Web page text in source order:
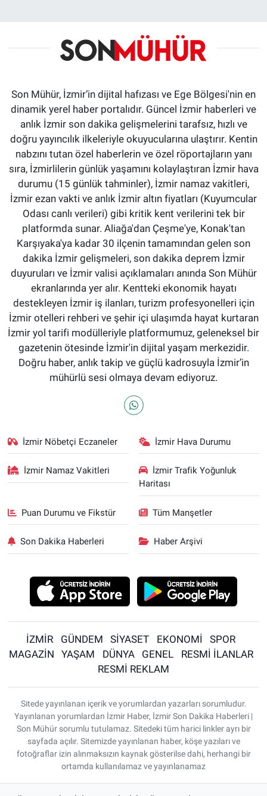
Son Mühür, İzmir’in dijital hafızası ve Ege Bölgesi'nin en
dinamik yerel haber portalıdır. Güncel İzmir haberleri ve
anlık İzmir son dakika gelişmelerini tarafsız, hızlı ve
doğru yayıncılık ilkeleriyle okuyucularına ulaştırır. Kentin
nabzını tutan özel haberlerin ve özel röportajların yanı
sıra, İzmirlilerin günlük yaşamını kolaylaştıran İzmir hava
durumu (15 günlük tahminler), İzmir namaz vakitleri,
İzmir ezan vakti ve anlık İzmir altın fiyatları (Kuyumcular
Odası canlı verileri) gibi kritik kent verilerini tek bir
platformda sunar. Aliağa'dan Çeşme'ye, Konak'tan
Karşıyaka'ya kadar 30 ilçenin tamamından gelen son
dakika İzmir gelişmeleri, son dakika deprem İzmir
duyuruları ve İzmir valisi açıklamaları anında Son Mühür
ekranlarında yer alır. Kentteki ekonomik hayatı
destekleyen İzmir iş ilanları, turizm profesyonelleri için
İzmir otelleri rehberi ve şehir içi ulaşımda hayat kurtaran
İzmir yol tarifi modülleriyle platformumuz, geleneksel bir
gazetenin ötesinde İzmir'in dijital yaşam merkezidir.
Doğru haber, anlık takip ve güçlü kadrosuyla İzmir’in
mühürlü sesi olmaya devam ediyoruz.
İzmir Nöbetçi Eczaneler İzmir Hava Durumu
İzmir Namaz Vakitleri
İzmir Trafik Yoğunluk
Haritası
Puan Durumu ve Fikstür Tüm Manşetler
Son Dakika Haberleri Haber Arşivi
İZMİR GÜNDEM SİYASET EKONOMİ
SPOR
MAGAZİN
YAŞAM DÜNYA GENEL
RESMİ İLANLAR
RESMİ REKLAM
Sitede yayınlanan içerik ve yorumlardan yazarları sorumludur.
Yayınlanan yorumlardan İzmir Haber, İzmir Son Dakika Haberleri |
Son Mühür sorumlu tutulamaz. Sitedeki tüm harici linkler ayrı bir
sayfada açılır. Sitemizde yayınlanan haber, köşe yazıları ve
fotoğraflar izin alınmaksızın kaynak gösterilse dahi, herhangi bir
ortamda kullanılamaz ve yayınlanamaz